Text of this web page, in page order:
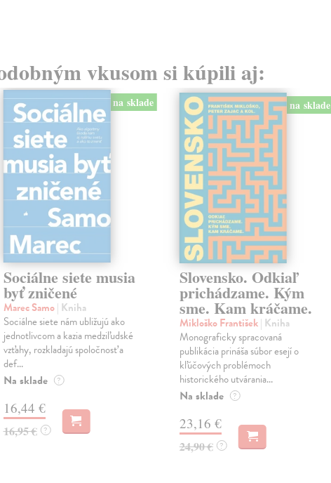
vkusom si kúpili aj:
na sklade
Sociálne siete musia
byť zničené
Marec Samo| Kniha
Sociálne siete nám ubližujú ako
jednotlivcom a kazia medziľudské
vzťahy, rozkladajú spoločnosť a
def...
Na sklade ?
16,44 €
16,95 € ?
na sklade
Slovensko. Odkiaľ
prichádzame. Kým
sme. Kam kráčame.
Mikloško František| Kniha
Monograficky spracovaná
publikácia prináša súbor esejí o
kľúčových problémoch
historického utvárania...
Na sklade ?
23,16 €
24,90 € ?